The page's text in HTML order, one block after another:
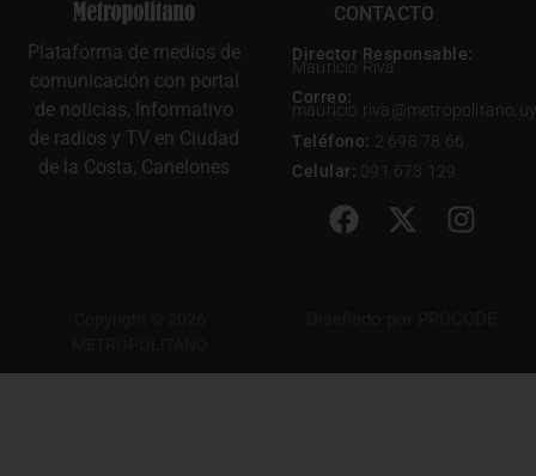
Plataforma de medios de
comunicación con portal
de noticias, Informativo
de radios y TV en Ciudad
de la Costa, Canelones
CONTACTO
Director Responsable:
Mauricio Riva
Correo:
mauricio.riva@metropolitano.uy
Teléfono: 2 698 78 66
Celular: 091 673 129